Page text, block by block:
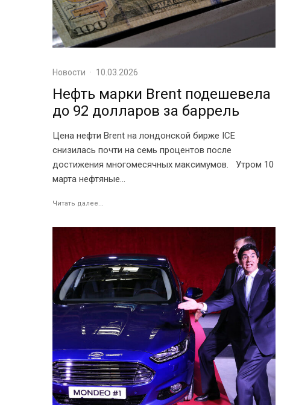
Новости · 10.03.2026
Нефть марки Brent подешевела
до 92 долларов за баррель
Цена нефти Brent на лондонской бирже ICE
снизилась почти на семь процентов после
достижения многомесячных максимумов. Утром 10
марта нефтяные...
Читать далее...